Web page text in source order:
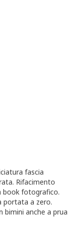
fascia
Rifacimento
book fotografico.
portata a zero.
bimini anche a prua